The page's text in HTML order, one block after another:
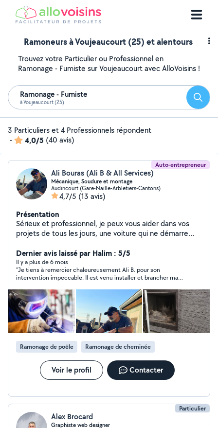
Ramoneurs à Voujeaucourt (25) et alentours
Trouvez votre Particulier ou Professionnel en
Ramonage - Fumiste sur Voujeaucourt avec AlloVoisins !
Ramonage - Fumiste
à Voujeaucourt (25)
3 Particuliers et 4 Professionnels répondent
-
4,0/5 (40 avis)
Auto-entrepreneur
Ali Bouras (Ali B & All Services)
Mécanique, Soudure et montage
Audincourt (Gare-Naille-Arbletiers-Cantons)
4,7/5 (13 avis)
Présentation
Sérieux et professionnel, je peux vous aider dans vos
projets de tous les jours, une voiture qui ne démarre
panneaux solaires à fixer ou des petits travaux de tous
les jours. Je suis la personne qu'il vous faut. Vous pouvez
me contacter.
Dernier avis laissé par Halim : 5/5
Il y a plus de 6 mois
"Je tiens à remercier chaleureusement Ali B. pour son
intervention impeccable. Il est venu installer et brancher ma
a été fait avec sérieux, rapidité et sécurité, et il a pris le temps
de m’expliquer le fonctionnement et les précautions à prendre.
Son savoir-faire et sa ponctualité sont vraiment remarquables.
Je recommande vivement cet artisan à tous ceux qui
cherchent quelqu’un de compétent, fiable et agréable !"
Ramonage de poêle Ramonage de cheminée
Voir le profil Contacter
Particulier
Alex Brocard
Graphiste web designer